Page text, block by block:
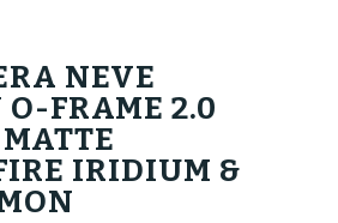
NEVE
O-FRAME 2.0
IRIDIUM &